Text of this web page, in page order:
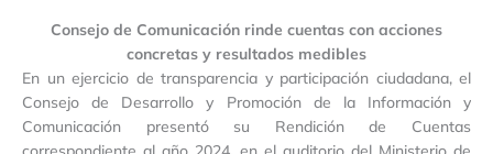
Consejo de Comunicación rinde cuentas con acciones
concretas y resultados medibles
En un ejercicio de transparencia y participación ciudadana, el
Consejo de Desarrollo y Promoción de la Información y
Comunicación presentó su Rendición de Cuentas
correspondiente al año 2024, en el auditorio del Ministerio de